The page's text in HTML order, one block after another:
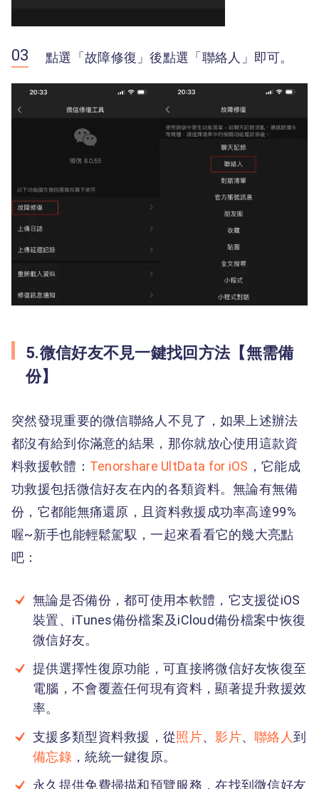
點選「故障修復」後點選「聯絡人」即可。
5.微信好友不見一鍵找回方法【無需備
份】
突然發現重要的微信聯絡人不見了，如果上述辦法
都沒有給到你滿意的結果，那你就放心使用這款資
料救援軟體： Tenorshare UltData for iOS ，它能成
功救援包括微信好友在內的各類資料。無論有無備
份，它都能無痛還原，且資料救援成功率高達99%
喔~新手也能輕鬆駕馭，一起來看看它的幾大亮點
吧：
無論是否備份，都可使用本軟體，它支援從iOS
裝置、iTunes備份檔案及iCloud備份檔案中恢復
微信好友。
提供選擇性復原功能，可直接將微信好友恢復至
電腦，不會覆蓋任何現有資料，顯著提升救援效
率。
支援多類型資料救援，從照片、影片、聯絡人到
備忘錄，統統一鍵復原。
永久提供免費掃描和預覽服務，在找到微信好友